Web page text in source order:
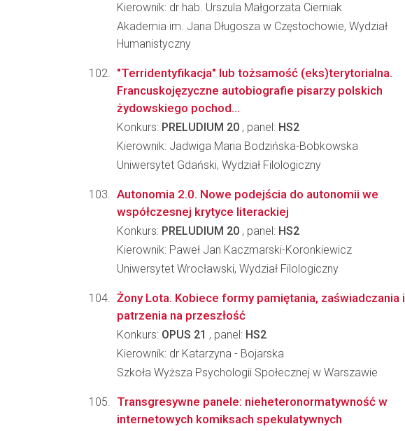
Kierownik: dr hab. Urszula Małgorzata Cierniak
Akademia im. Jana Długosza w Częstochowie, Wydział
Humanistyczny
"Terridentyfikacja" lub tożsamość (eks)terytorialna.
Francuskojęzyczne autobiografie pisarzy polskich
żydowskiego pochod...
Konkurs: PRELUDIUM 20 , panel: HS2
Kierownik: Jadwiga Maria Bodzińska-Bobkowska
Uniwersytet Gdański, Wydział Filologiczny
Autonomia 2.0. Nowe podejścia do autonomii we
współczesnej krytyce literackiej
Konkurs: PRELUDIUM 20 , panel: HS2
Kierownik: Paweł Jan Kaczmarski-Koronkiewicz
Uniwersytet Wrocławski, Wydział Filologiczny
Żony Lota. Kobiece formy pamiętania, zaświadczania i
patrzenia na przeszłość
Konkurs: OPUS 21 , panel: HS2
Kierownik: dr Katarzyna - Bojarska
Szkoła Wyższa Psychologii Społecznej w Warszawie
Transgresywne panele: nieheteronormatywność w
internetowych komiksach spekulatywnych